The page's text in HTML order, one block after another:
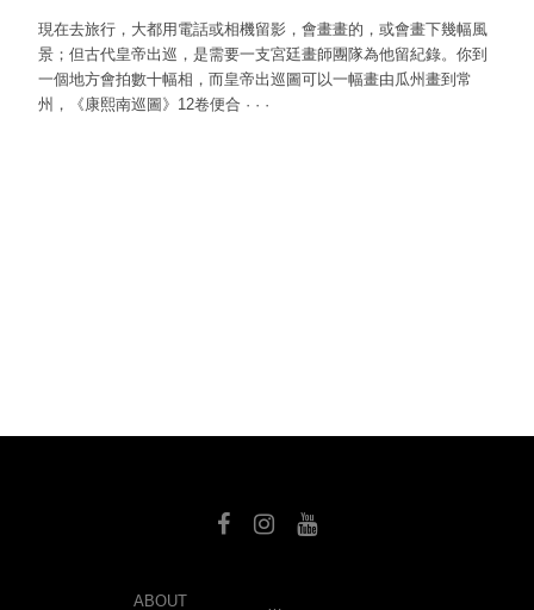
現在去旅行，大都用電話或相機留影，會畫畫的，或會畫下幾幅風
景；但古代皇帝出巡，是需要一支宮廷畫師團隊為他留紀錄。你到
一個地方會拍數十幅相，而皇帝出巡圖可以一幅畫由瓜州畫到常
州，《康熙南巡圖》12卷便合 · · ·
ABOUT